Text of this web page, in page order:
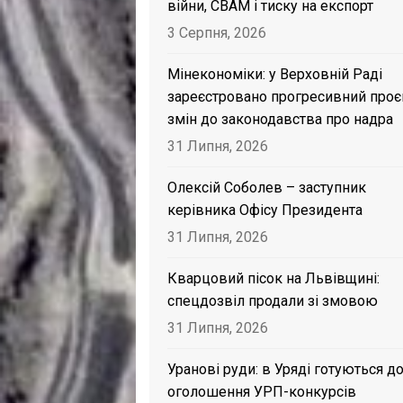
війни, CBAM і тиску на експорт
3 Серпня, 2026
Мінекономіки: у Верховній Раді
зареєстровано прогресивний
змін до законодавства про надра
31 Липня, 2026
Олексій Соболев – заступник
керівника Офісу Президента
31 Липня, 2026
Кварцовий пісок на Львівщині:
спецдозвіл продали зі змовою
31 Липня, 2026
Уранові руди: в Уряді готуються до
оголошення УРП-конкурсів